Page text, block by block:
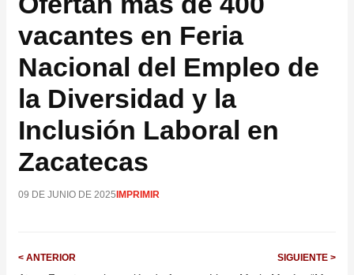
vacantes en Feria
Nacional del Empleo de
la Diversidad y la
Inclusión Laboral en
Zacatecas
09 DE JUNIO DE 2025IMPRIMIR
< ANTERIOR SIGUIENTE >